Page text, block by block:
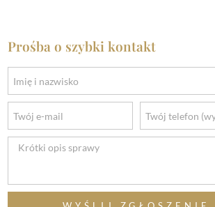
Prośba o szybki kontakt